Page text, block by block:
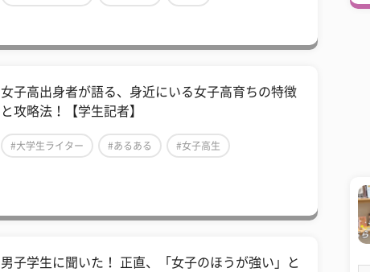
女子高出身者が語る、身近にいる女子高育ちの特徴
と攻略法！【学生記者】
#大学生ライター #あるある #女子高生
男子学生に聞いた！ 正直、「女子のほうが強い」と